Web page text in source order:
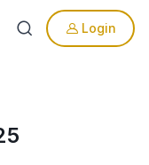
Login